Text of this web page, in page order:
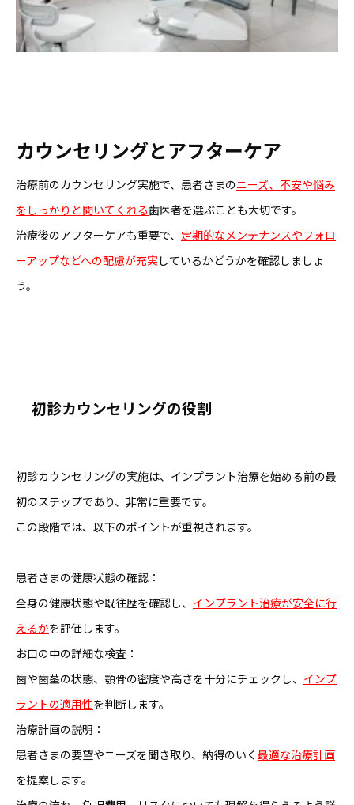
カウンセリングとアフターケア
治療前のカウンセリング実施で、患者さまのニーズ、不安や悩み
をしっかりと聞いてくれる歯医者を選ぶことも大切です。
治療後のアフターケアも重要で、 定期的なメンテナンスやフォロ
ーアップなどへの配慮が充実しているかどうかを確認しましょ
う。
初診カウンセリングの役割
初診カウンセリングの実施は、インプラント治療を始める前の最
初のステップであり、非常に重要です。
この段階では、以下のポイントが重視されます。
患者さまの健康状態の確認：
全身の健康状態や既往歴を確認し、 インプラント治療が安全に行
えるかを評価します。
お口の中の詳細な検査：
歯や歯茎の状態、顎骨の密度や高さを十分にチェックし、 インプ
ラントの適用性を判断します。
治療計画の説明：
患者さまの要望やニーズを聞き取り、納得のいく 最適な治療計画
を提案します。